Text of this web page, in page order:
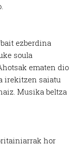
ezberdina
soula
ematen dio
irekitzen saiatu
Musika beltza
hor